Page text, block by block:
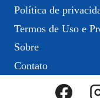
Política de
Termos de Uso e
Sobre
Contato